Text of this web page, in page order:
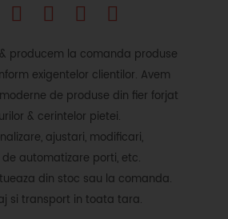
producem la comanda produse
exigentelor clientilor. Avem
de produse din fier forjat
& cerintelor pietei.
ajustari, modificari,
automatizare porti, etc.
din stoc sau la comanda.
si transport in toata tara.